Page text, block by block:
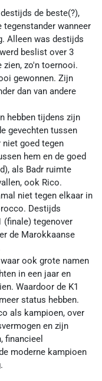
de beste(?),
wanneer
Alleen was destijds
beslist over 3
zo'n toernooi.
gewonnen. Zijn
dan van andere
hebben tijdens zijn
gevechten tussen
niet goed tegen
hem en de goed
als Badr ruimte
ook Rico.
niet tegen elkaar in
Destijds
(finale) tegenover
de Marokkaanse
ook grote namen
in een jaar en
Waardoor de K1
status hebben.
als kampioen, over
en zijn
financieel
moderne kampioen